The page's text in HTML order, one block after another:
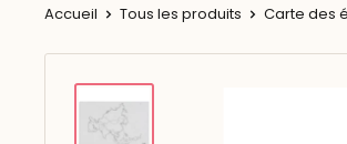
Accueil Tous les produits Carte des